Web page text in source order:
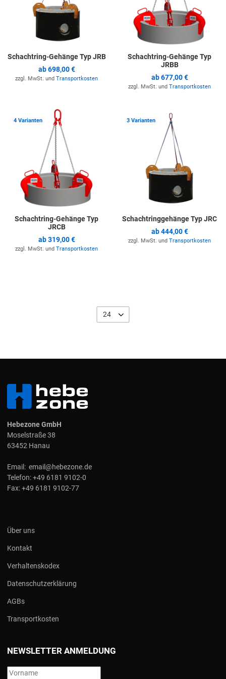
Schachtring-Gehänge Typ JRB
ab698,00 €
zzgl. MwSt. und Transportkosten
Schachtring-Gehänge Typ
JRBB
ab677,00 €
zzgl. MwSt. und Transportkosten
4 Varianten Zur Merkliste hinzufügen
Schachtring-Gehänge Typ
JRCB
ab319,00 €
zzgl. MwSt. und Transportkosten
3 Varianten
Schachtringgehänge Typ JRC
ab444,00 €
zzgl. MwSt. und Transportkosten
24
Hebezone GmbH
Moselstraße 38
63452 Hanau
Email: email@hebezone.de
Telefon:+49 6181 9102-0
Fax:+49 6181 9102-77
Über uns
Kontakt
Verhaltenskodex
Datenschutzerklärung
AGBs
Transportkosten
NEWSLETTER ANMELDUNG